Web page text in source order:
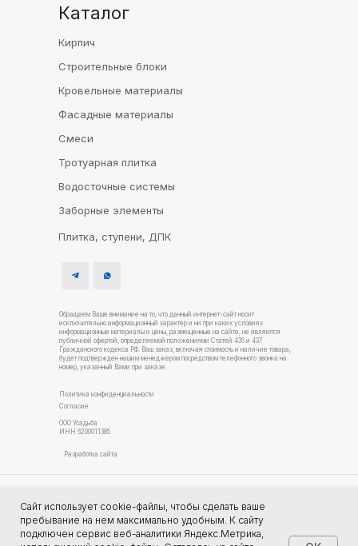
Каталог
Обращаем Ваше внимание на то, что данный интернет-сайт носит
исключительно информационный характер и ни при каких условиях
информационные материалы и цены, размещенные на сайте, не являются
публичной офертой, определяемой положениями Статей 435 и 437
Гражданского кодекса РФ. Ваш заказ, включая стоимость и наличие товара,
будет подтвержден нашим менеджером посредством телефонного звонка на
номер, указанный Вами при заказе.
ООО Усадьба
ИНН 6200011385
Политика конфиденциальности
Согласие
Разработка сайта
Кирпич
Строительные блоки
Кровельные материалы
Фасадные материалы
Смеси
Тротуарная плитка
Водосточные системы
Строительство домов Рязань
Заборные элементы
Плитка, ступени, ДПК
Сайт использует cookie-файлы, чтобы сделать ваше
пребывание на нем максимально удобным. К cайту
подключен сервис веб-аналитики Яндекс.Метрика,